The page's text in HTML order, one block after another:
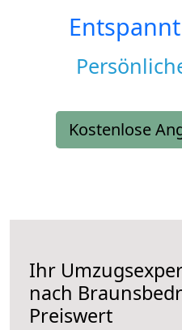
Kostenlose
Ihr
nach
Preiswert